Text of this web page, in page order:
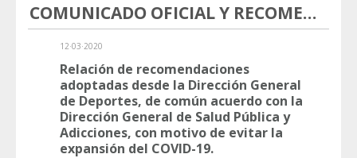
COMUNICADO OFICIAL Y RECOMENDACIONES ANTE EL COVID 19
12·03·2020
Relación de recomendaciones
adoptadas desde la Dirección General
de Deportes, de común acuerdo con la
Dirección General de Salud Pública y
Adicciones, con motivo de evitar la
expansión del COVID-19.